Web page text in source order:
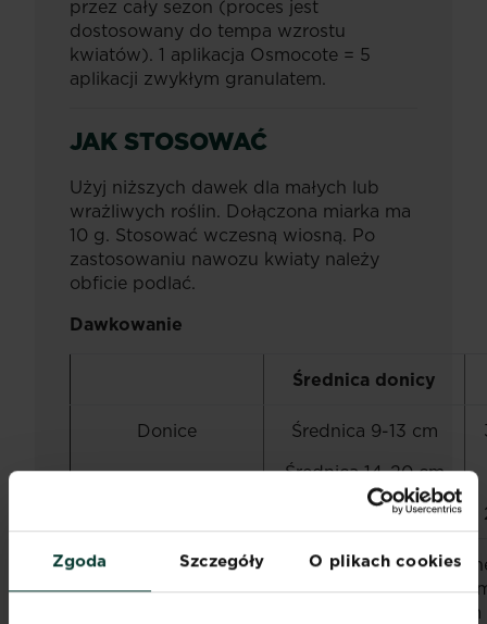
Zgoda Szczegóły O plikach cookies
przez cały sezon (proces jest
dostosowany do tempa wzrostu
kwiatów). 1 aplikacja Osmocote = 5
aplikacji zwykłym granulatem.
JAK STOSOWAĆ
Użyj niższych dawek dla małych lub
wrażliwych roślin. Dołączona miarka ma
10 g. Stosować wczesną wiosną. Po
zastosowaniu nawozu kwiaty należy
obficie podlać.
Dawkowanie
Średnica donicy
Donice
Średnica 9-13 cm
Średnica 14-20 cm
Średnica > 20 cm
Skrzynki
balkonowe
3-6 g/
lub wymieszać
podłożem